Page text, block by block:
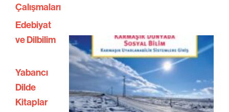
Çalışmaları
Edebiyat
ve Dilbilim
Yabancı
Dilde
Kitaplar